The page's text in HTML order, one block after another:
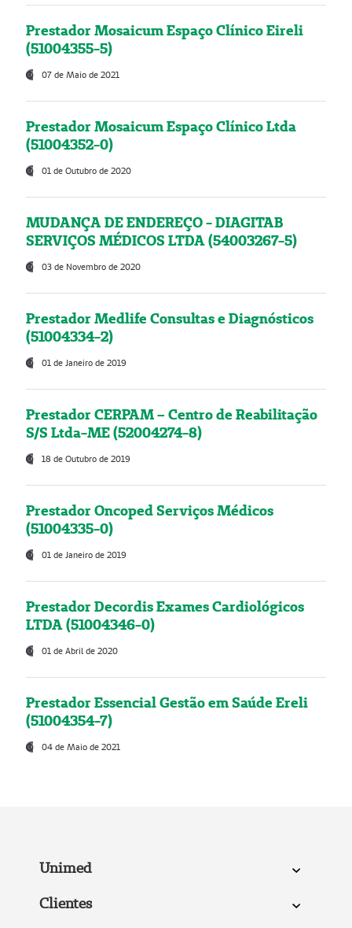
Prestador Mosaicum Espaço Clínico Eireli
(51004355-5)
07 de Maio de 2021
Prestador Mosaicum Espaço Clínico Ltda
(51004352-0)
01 de Outubro de 2020
MUDANÇA DE ENDEREÇO - DIAGITAB
SERVIÇOS MÉDICOS LTDA (54003267-5)
03 de Novembro de 2020
Prestador Medlife Consultas e Diagnósticos
(51004334-2)
01 de Janeiro de 2019
Prestador CERPAM – Centro de Reabilitação
S/S Ltda-ME (52004274-8)
18 de Outubro de 2019
Prestador Oncoped Serviços Médicos
(51004335-0)
01 de Janeiro de 2019
Prestador Decordis Exames Cardiológicos
LTDA (51004346-0)
01 de Abril de 2020
Prestador Essencial Gestão em Saúde Ereli
(51004354-7)
04 de Maio de 2021
Unimed
Clientes